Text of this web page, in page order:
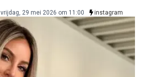
vrijdag, 29 mei 2026 om 11:00 instagram